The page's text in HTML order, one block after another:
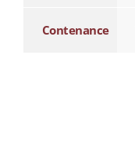
Contenance